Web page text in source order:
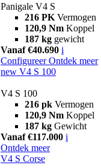
Panigale V4 S
216 PK Vermogen
120,9 Nm Koppel
187 kg gewicht
Vanaf €40.690 i
Configureer Ontdek meer
new V4 S 100
V4 S 100
216 pk Vermogen
120,9 Nm Koppel
187 kg Gewicht
Vanaf €117.000 i
Ontdek meer
V4 S Corse